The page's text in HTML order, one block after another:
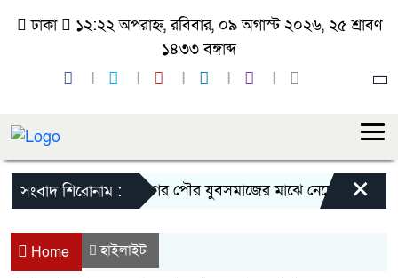
ঢাকা
১২:২২ অপরাহ্ন, রবিবার, ০৯ অগাস্ট ২০২৬, ২৫ শ্রাবণ
১৪৩৩ বঙ্গাব্দ
সংবাদ শিরোনাম :জীবননগর পৌর যুবসমাজের মাঝে নেছের উদ্দীন
×
Home হাইলাইট